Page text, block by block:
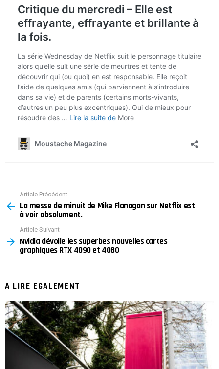
more
Article Précédent
La messe de minuit de Mike Flanagan sur Netflix est
à voir absolument.
Article Suivant
Nvidia dévoile les superbes nouvelles cartes
graphiques RTX 4090 et 4080
A LIRE ÉGALEMENT